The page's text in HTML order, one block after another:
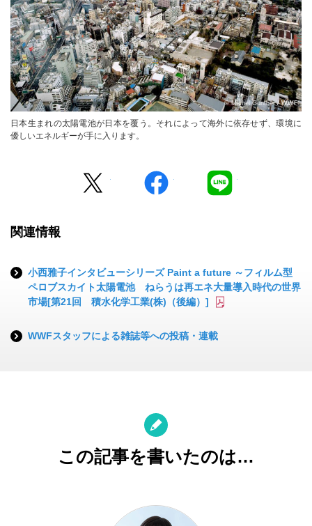
© Michel Gunther / WWF
日本生まれの太陽電池が日本を覆う。それによって海外に依存せず、環境に
優しいエネルギーが手に入ります。
facebook
関連情報
小西雅子インタビューシリーズ Paint a future ～フィルム型
ペロブスカイト太陽電池 ねらうは再エネ大量導入時代の世界
市場[第21回 積水化学工業(株)（後編）]
WWFスタッフによる雑誌等への投稿・連載
この記事を書いたのは…